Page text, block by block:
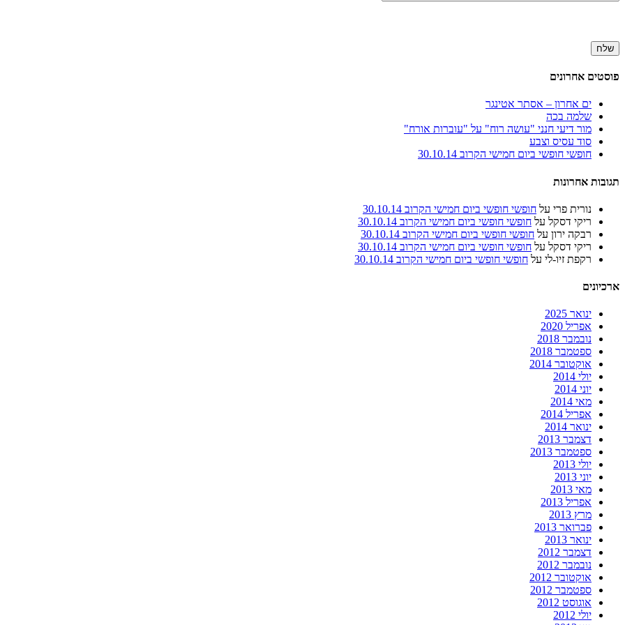
פוסטים אחרונים
ים אחרון – אסתר אטינגר
שלמה בכה
מור דיעי חנני "עושה רוח" על "עוברות אורח"
סוד עסיס וצבע
חופשי חופשי ביום חמישי הקרוב 30.10.14
תגובות אחרונות
נורית פרי על חופשי חופשי ביום חמישי הקרוב 30.10.14
ריקי דסקל על חופשי חופשי ביום חמישי הקרוב 30.10.14
רבקה ירון על חופשי חופשי ביום חמישי הקרוב 30.10.14
ריקי דסקל על חופשי חופשי ביום חמישי הקרוב 30.10.14
רקפת זיו-לי על חופשי חופשי ביום חמישי הקרוב 30.10.14
ארכיונים
ינואר 2025
אפריל 2020
נובמבר 2018
ספטמבר 2018
אוקטובר 2014
יולי 2014
יוני 2014
מאי 2014
אפריל 2014
ינואר 2014
דצמבר 2013
ספטמבר 2013
יולי 2013
יוני 2013
מאי 2013
אפריל 2013
מרץ 2013
פברואר 2013
ינואר 2013
דצמבר 2012
נובמבר 2012
אוקטובר 2012
ספטמבר 2012
אוגוסט 2012
יולי 2012